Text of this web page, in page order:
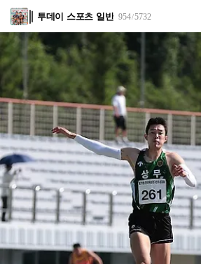
투데이 스포츠 일반 954/5732